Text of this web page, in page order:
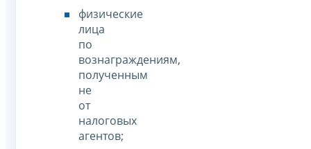
физические
лица
по
вознаграждениям,
полученным
не
от
налоговых
агентов;